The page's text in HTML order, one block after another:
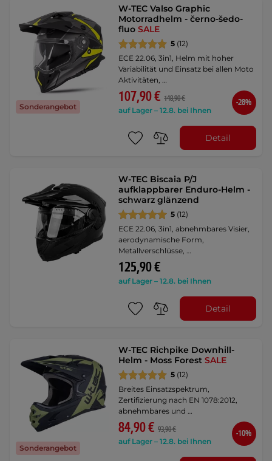
Sonderangebot
W-TEC Valso Graphic
Motorradhelm - černo-šedo-
fluoSALE
5 (12)
ECE 22.06, 3in1, Helm mit hoher
Variabilität und Einsatz bei allen Moto
Aktivitäten, …
107,90 € 148,90 €
auf Lager – 12.8. bei Ihnen
-28%
Detail
W-TEC Biscaia P/J
aufklappbarer Enduro-Helm -
schwarz glänzend
5 (12)
ECE 22.06, 3in1, abnehmbares Visier,
aerodynamische Form,
Metallverschlüsse, …
125,90 €
auf Lager – 12.8. bei Ihnen
Detail
Sonderangebot
W-TEC Richpike Downhill-
Helm - Moss ForestSALE
5 (12)
Breites Einsatzspektrum,
Zertifizierung nach EN 1078:2012,
abnehmbares und …
84,90 € 93,90 €
auf Lager – 12.8. bei Ihnen
-10%